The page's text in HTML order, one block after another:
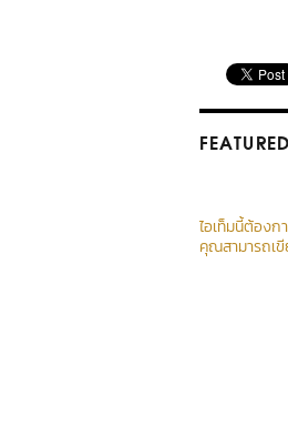
ไอเท็มนี้ต้องก
คุณสามารถเขี